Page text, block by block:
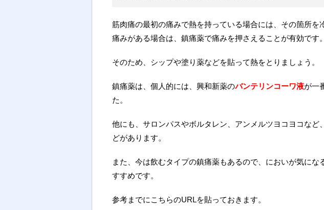
筋肉痛の最初の痛みで熱を持っている場合には、その箇所を
痛みがある場合は、鎮痛薬で痛みを押さえることが有効です。
そのため、シップや塗り薬などを貼って熱をとりましょう。
鎮痛薬は、個人的には、興和新薬のバンテリンコーワ液が一
た。
他にも、サロンパスやボルタレン、アンメルツヨコヨコなど
どがあります。
また、今は飲むタイプの鎮痛薬もあるので、においが気にな
すすめです。
参考までにこちらのURLを貼っておきます。